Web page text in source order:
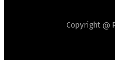
Copyright @